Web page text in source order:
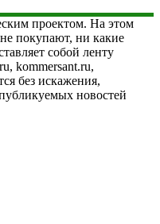
проектом. На этом
покупают, ни какие
собой ленту
kommersant.ru,
без искажения,
публикуемых новостей